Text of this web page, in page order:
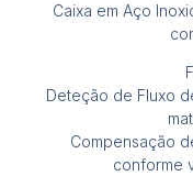
Caixa em Aço
Deteção de Fluxo
Compensação
conforme